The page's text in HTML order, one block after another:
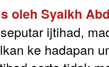
oleh Syaikh
ijtihad,
ke hadapan